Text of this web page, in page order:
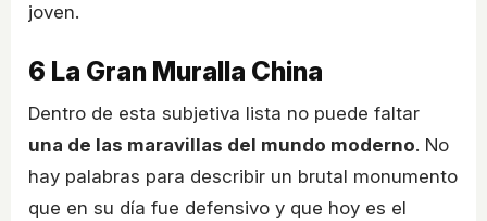
joven.
6 La Gran Muralla China
Dentro de esta subjetiva lista no puede faltar
una de las maravillas del mundo moderno. No
hay palabras para describir un brutal monumento
que en su día fue defensivo y que hoy es el